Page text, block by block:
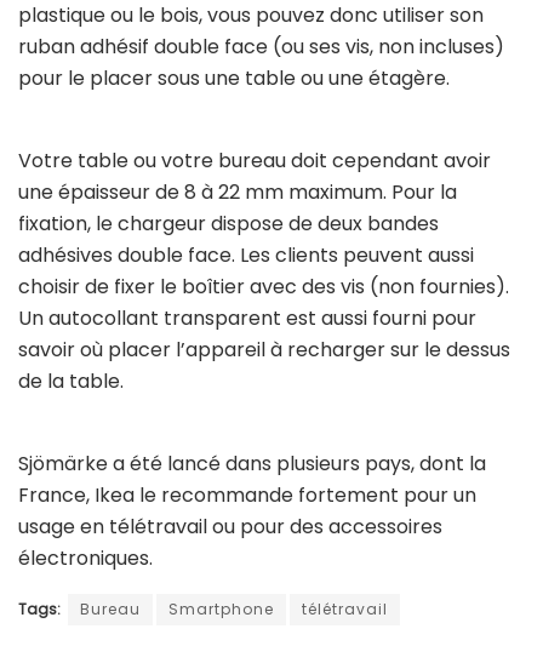
plastique ou le bois, vous pouvez donc utiliser son
ruban adhésif double face (ou ses vis, non incluses)
pour le placer sous une table ou une étagère.
Votre table ou votre bureau doit cependant avoir
une épaisseur de 8 à 22 mm maximum. Pour la
fixation, le chargeur dispose de deux bandes
adhésives double face. Les clients peuvent aussi
choisir de fixer le boîtier avec des vis (non fournies).
Un autocollant transparent est aussi fourni pour
savoir où placer l’appareil à recharger sur le dessus
de la table.
Sjömärke a été lancé dans plusieurs pays, dont la
France, Ikea le recommande fortement pour un
usage en télétravail ou pour des accessoires
électroniques.
Tags: Bureau Smartphone télétravail